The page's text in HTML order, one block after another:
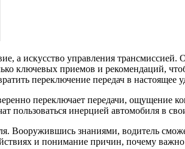
а искусство управления
ключевых приемов и рекомендаций,
переключение передач в настоящее
переключает передачи, ощущение
пользоваться инерцией автомобиля в
Вооружившись знаниями, водитель
и понимание причин, почему